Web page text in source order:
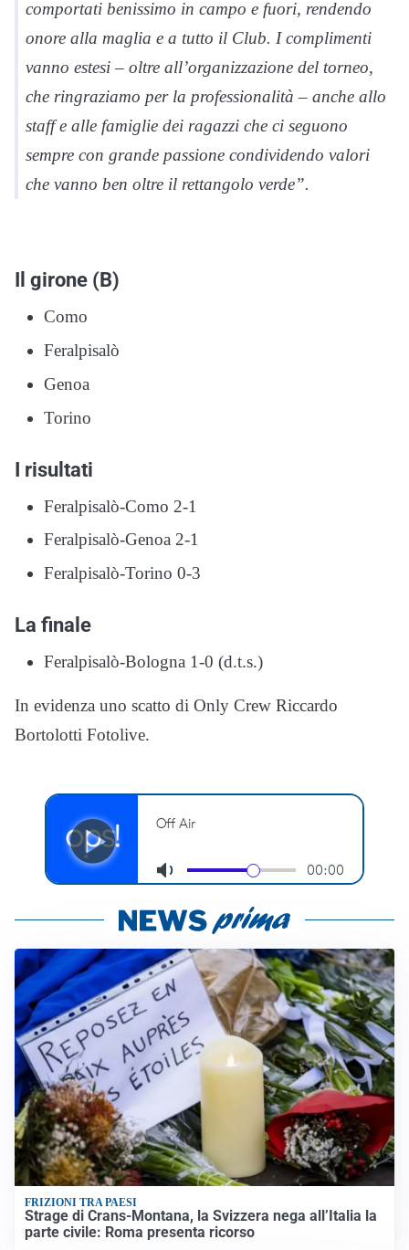
comportati benissimo in campo e fuori, rendendo
onore alla maglia e a tutto il Club. I complimenti
vanno estesi – oltre all’organizzazione del torneo,
che ringraziamo per la professionalità – anche allo
staff e alle famiglie dei ragazzi che ci seguono
sempre con grande passione condividendo valori
che vanno ben oltre il rettangolo verde”.
Il girone (B)
Como
Feralpisalò
Genoa
Torino
I risultati
Feralpisalò-Como 2-1
Feralpisalò-Genoa 2-1
Feralpisalò-Torino 0-3
La finale
Feralpisalò-Bologna 1-0 (d.t.s.)
In evidenza uno scatto di Only Crew Riccardo
Bortolotti Fotolive.
FRIZIONI TRA PAESI
Strage di Crans-Montana, la Svizzera nega all’Italia la
parte civile: Roma presenta ricorso